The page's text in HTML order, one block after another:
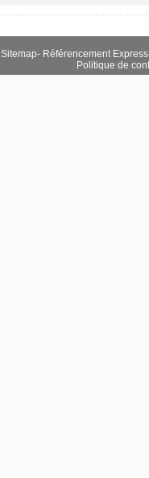
Sitemap- Référencement Express
Politique de